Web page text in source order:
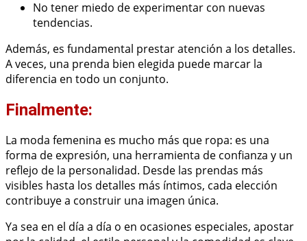
No tener miedo de experimentar con nuevas
tendencias.
Además, es fundamental prestar atención a los detalles.
A veces, una prenda bien elegida puede marcar la
diferencia en todo un conjunto.
Finalmente:
La moda femenina es mucho más que ropa: es una
forma de expresión, una herramienta de confianza y un
reflejo de la personalidad. Desde las prendas más
visibles hasta los detalles más íntimos, cada elección
contribuye a construir una imagen única.
Ya sea en el día a día o en ocasiones especiales, apostar